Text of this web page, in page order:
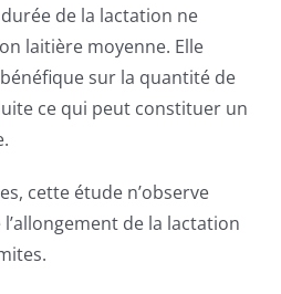
de la lactation ne
laitière moyenne. Elle
sur la quantité de
ce qui peut constituer un
cette étude n’observe
de la lactation